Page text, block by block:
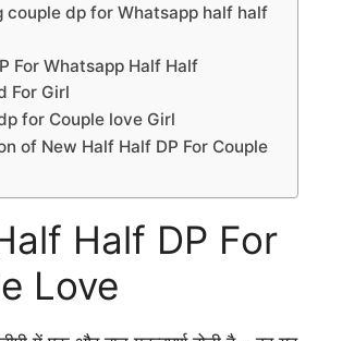
couple dp for Whatsapp half half
For Whatsapp Half Half
For Girl
for Couple love Girl
of New Half Half DP For Couple
Half DP For
Love